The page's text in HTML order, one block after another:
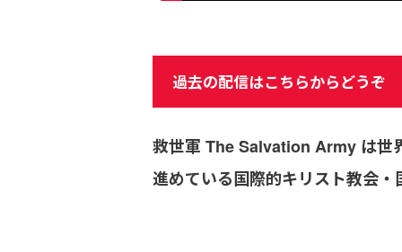
過去の配信はこちらからどうぞ
救世軍 The Salvation Army は世
進めている国際的キリスト教会